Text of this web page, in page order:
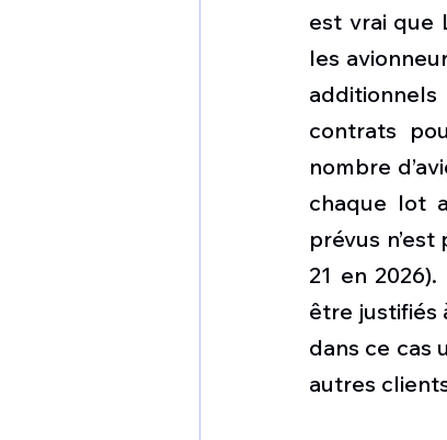
est vrai que
les
contrats
nombre
chaque lot
prévus
21 en
être justifiés
dans ce cas
autres